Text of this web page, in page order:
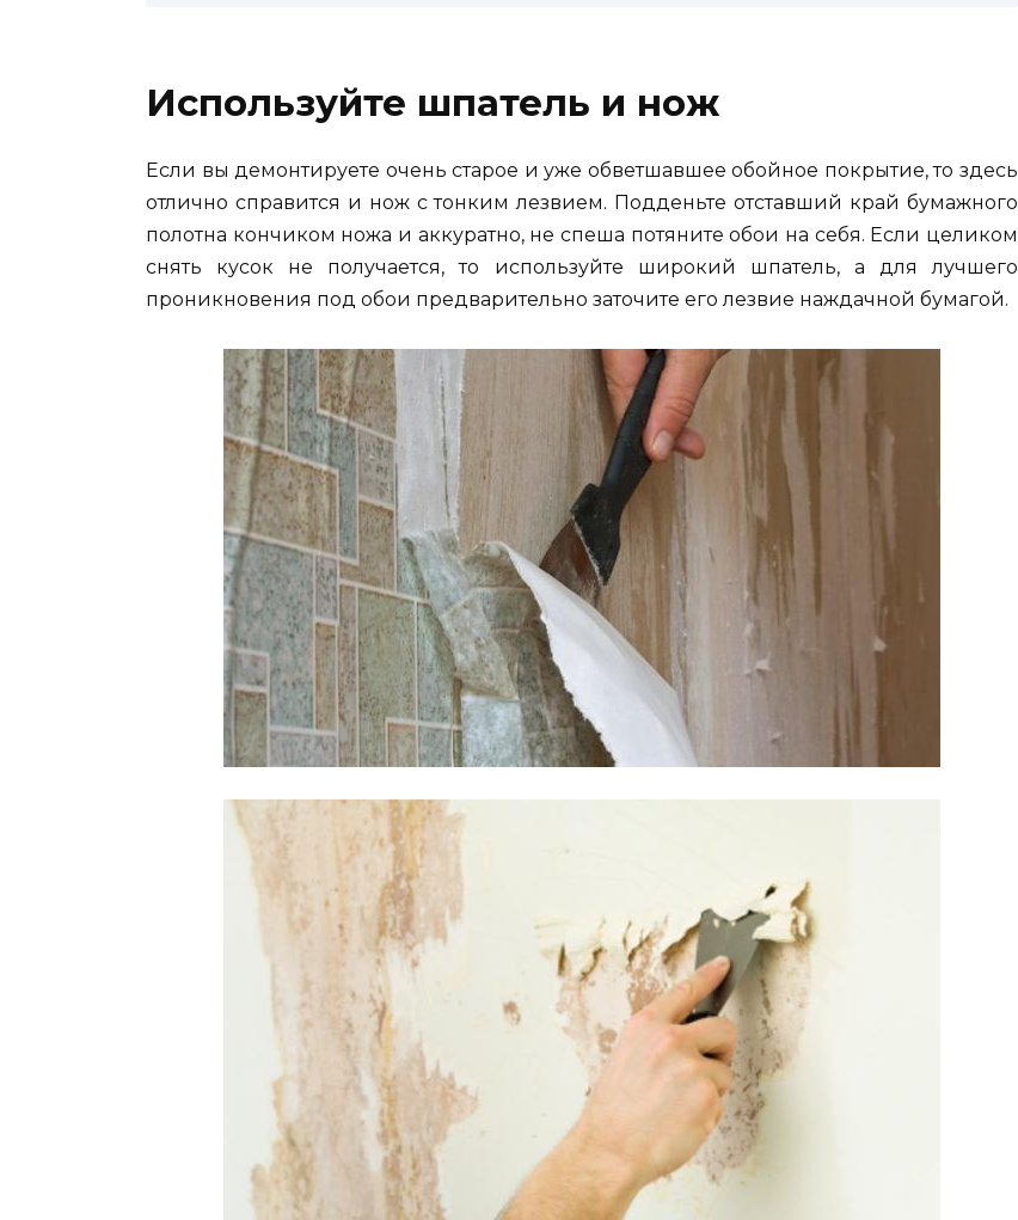
Используйте шпатель и нож
Если вы демонтируете очень старое и уже обветшавшее обойное покрытие, то здесь
отлично справится и нож с тонким лезвием. Подденьте отставший край бумажного
полотна кончиком ножа и аккуратно, не спеша потяните обои на себя. Если целиком
снять кусок не получается, то используйте широкий шпатель, а для лучшего
проникновения под обои предварительно заточите его лезвие наждачной бумагой.